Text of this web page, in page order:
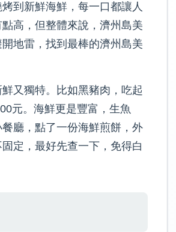
到新鮮海鮮，每一口都讓人
高，但整體來說，濟州島美
地雷，找到最棒的濟州島美
又獨特。比如黑豬肉，吃起
元。海鮮更是豐富，生魚
廳，點了一份海鮮煎餅，外
定，最好先查一下，免得白